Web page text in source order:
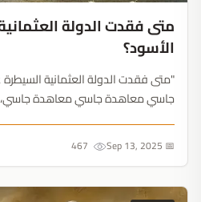
متى فقدت الدولة
الأسود؟
"متى فقدت الدولة العثمانية
الهيمنة "...
📅 Sep 13, 2025